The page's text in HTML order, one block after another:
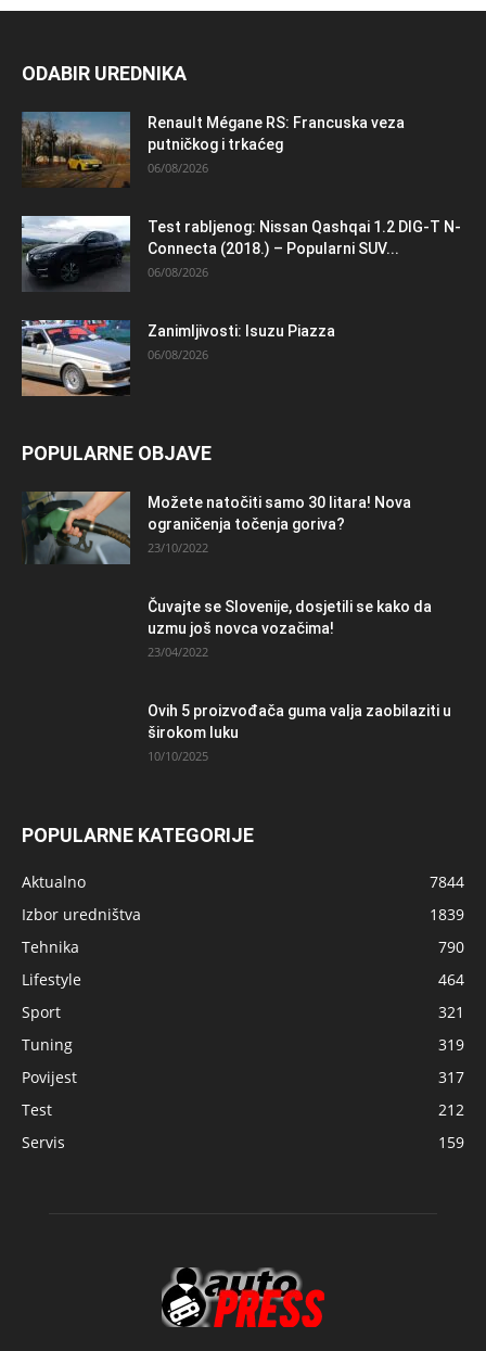
ODABIR UREDNIKA
Renault Mégane RS: Francuska veza
putničkog i trkaćeg
06/08/2026
Test rabljenog: Nissan Qashqai 1.2 DIG-T N-
Connecta (2018.) – Popularni SUV...
06/08/2026
Zanimljivosti: Isuzu Piazza
06/08/2026
POPULARNE OBJAVE
Možete natočiti samo 30 litara! Nova
ograničenja točenja goriva?
23/10/2022
Čuvajte se Slovenije, dosjetili se kako da
uzmu još novca vozačima!
23/04/2022
Ovih 5 proizvođača guma valja zaobilaziti u
širokom luku
10/10/2025
POPULARNE KATEGORIJE
Aktualno
7844
Izbor uredništva
1839
Tehnika
790
Lifestyle
464
Sport
321
Tuning
319
Povijest
317
Test
212
Servis
159